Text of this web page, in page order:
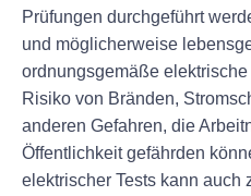
Prüfungen durchgeführt
und möglicherweise
ordnungsgemäße
Risiko von Bränden,
anderen Gefahren, die
Öffentlichkeit gefährden
elektrischer Tests kann auch